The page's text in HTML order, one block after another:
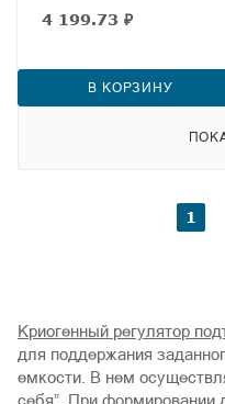
4 199.73 ₽
В КОРЗИНУ
1
Криогенный регулятор
для поддержания
емкости. В нем
себя”. При формировании